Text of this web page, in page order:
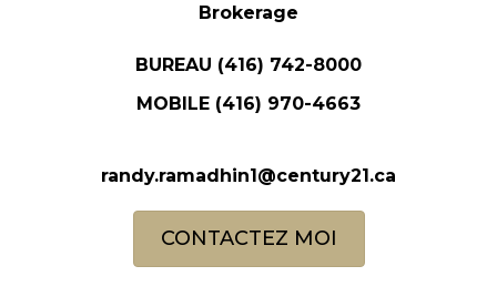
Brokerage
BUREAU (416) 742-8000
MOBILE (416) 970-4663
randy.ramadhin1@century21.ca
CONTACTEZ MOI